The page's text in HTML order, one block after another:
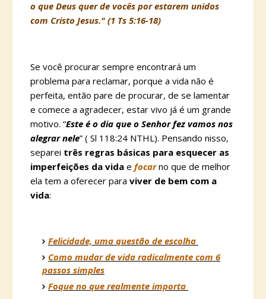
o que Deus quer de vocês por estarem unidos
com Cristo Jesus." (1 Ts 5:16-18)
Se você procurar sempre encontrará um
problema para reclamar, porque a vida não é
perfeita, então pare de procurar, de se lamentar
e comece a agradecer, estar vivo já é um grande
motivo. “Este é o dia que o Senhor fez vamos nos
alegrar nele” ( Sl 118:24 NTHL). Pensando nisso,
separei três regras básicas para esquecer as
imperfeições da vida e focarno que de melhor
ela tem a oferecer para viver de bem com a
vida:
Felicidade, uma questão de escolha
Como mudar de vida radicalmente com 6
passos simples
Foque no que realmente importa